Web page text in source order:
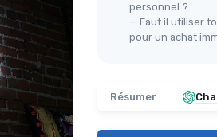
personnel ?
— Faut il utiliser
pour un achat
Résumer